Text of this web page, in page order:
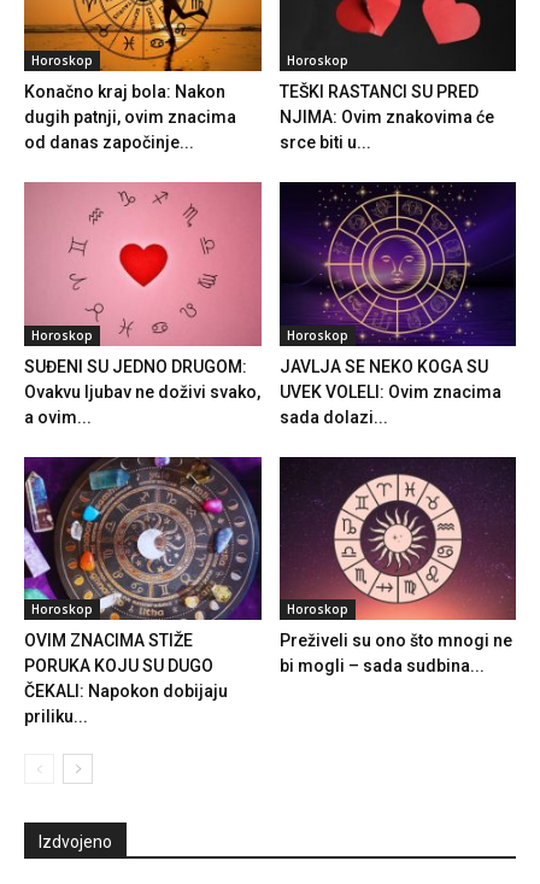
Horoskop
Konačno kraj bola: Nakon
dugih patnji, ovim znacima
od danas započinje...
Horoskop
TEŠKI RASTANCI SU PRED
NJIMA: Ovim znakovima će
srce biti u...
Horoskop
SUĐENI SU JEDNO DRUGOM:
Ovakvu ljubav ne doživi svako,
a ovim...
Horoskop
JAVLJA SE NEKO KOGA SU
UVEK VOLELI: Ovim znacima
sada dolazi...
Horoskop
OVIM ZNACIMA STIŽE
PORUKA KOJU SU DUGO
ČEKALI: Napokon dobijaju
priliku...
Horoskop
Preživeli su ono što mnogi ne
bi mogli – sada sudbina...
Izdvojeno